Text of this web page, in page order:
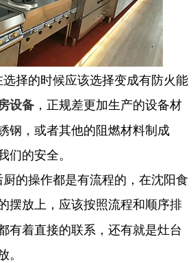
择的时候应该选择变成有防火能
设备 ，正规差更加生产的设备材
钢，或者其他的阻燃材料制成
的安全。
的操作都是有流程的，在沈阳食
摆放上，应该按照流程和顺序排
有着直接的联系，还有就是灶台